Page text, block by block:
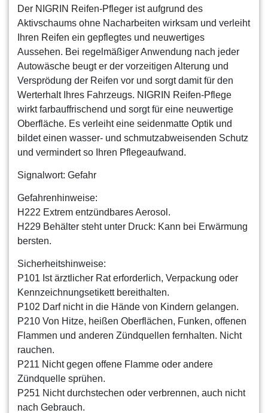
Der NIGRIN Reifen-Pfleger ist aufgrund des
Aktivschaums ohne Nacharbeiten wirksam und verleiht
Ihren Reifen ein gepflegtes und neuwertiges
Aussehen. Bei regelmäßiger Anwendung nach jeder
Autowäsche beugt er der vorzeitigen Alterung und
Versprödung der Reifen vor und sorgt damit für den
Werterhalt Ihres Fahrzeugs. NIGRIN Reifen-Pflege
wirkt farbauffrischend und sorgt für eine neuwertige
Oberfläche. Es verleiht eine seidenmatte Optik und
bildet einen wasser- und schmutzabweisenden Schutz
und vermindert so Ihren Pflegeaufwand.
Signalwort: Gefahr
Gefahrenhinweise:
H222 Extrem entzündbares Aerosol.
H229 Behälter steht unter Druck: Kann bei Erwärmung
bersten.
Sicherheitshinweise:
P101 Ist ärztlicher Rat erforderlich, Verpackung oder
Kennzeichnungsetikett bereithalten.
P102 Darf nicht in die Hände von Kindern gelangen.
P210 Von Hitze, heißen Oberflächen, Funken, offenen
Flammen und anderen Zündquellen fernhalten. Nicht
rauchen.
P211 Nicht gegen offene Flamme oder andere
Zündquelle sprühen.
P251 Nicht durchstechen oder verbrennen, auch nicht
nach Gebrauch.